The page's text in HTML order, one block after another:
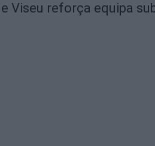
Viseu reforça equipa